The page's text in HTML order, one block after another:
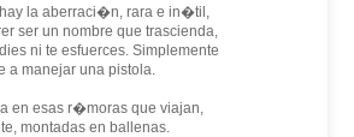
la aberraci�n, rara e in�til,
ser un nombre que trascienda,
ni te esfuerces. Simplemente
a manejar una pistola.
en esas r�moras que viajan,
montadas en ballenas.